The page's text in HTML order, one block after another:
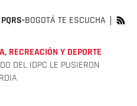
PQRS-BOGOTÁ TE ESCUCHA
RECREACIÓN Y DEPORTE
DEL IDPC LE PUSIERON